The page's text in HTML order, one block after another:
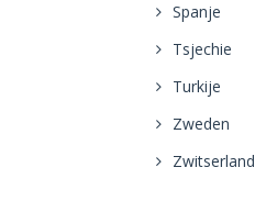
Spanje
Tsjechie
Turkije
Zweden
Zwitserland